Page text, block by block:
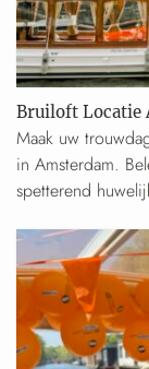
Bruiloft Locatie
Maak uw
in Amsterdam.
spetterend